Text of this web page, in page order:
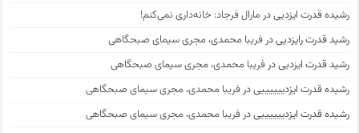
رشیده قدرت ایزدییدرمارال فرجاد: خانه‌داری نمی‌کنم!
رشید قدرت رایزدییدرفریبا محمدی، مجری سیمای صبحگاهی
رشید قدرت ایزدییدرفریبا محمدی، مجری سیمای صبحگاهی
رشیده قدرت ایزدیییییییدرفریبا محمدی، مجری سیمای صبحگاهی
رشیده قدرت ایزدیییییییدرفریبا محمدی، مجری سیمای صبحگاهی